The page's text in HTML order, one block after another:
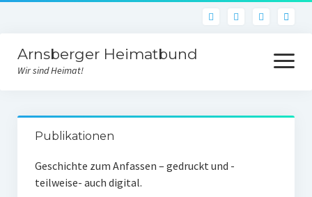
Arnsberger Heimatbund
Wir sind Heimat!
Menü
öffnen
Aktuelles
Archiv
Unsere Arbeit
Publikationen
Geschichte zum Anfassen – gedruckt und -
teilweise- auch digital.